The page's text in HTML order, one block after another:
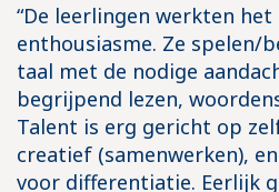
“De leerlingen werkten het
enthousiasme. Ze spelen/
taal met de nodige
begrijpend lezen,
Talent is erg gericht op
creatief (samenwerken),
voor differentiatie. Eerlijk